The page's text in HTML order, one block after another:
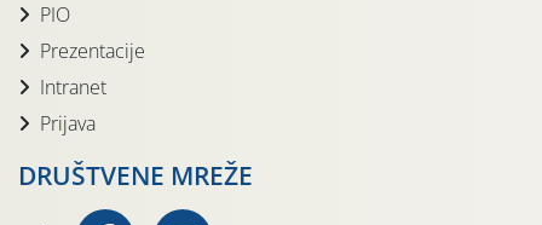
PIO
Prezentacije
Intranet
Prijava
DRUŠTVENE MREŽE